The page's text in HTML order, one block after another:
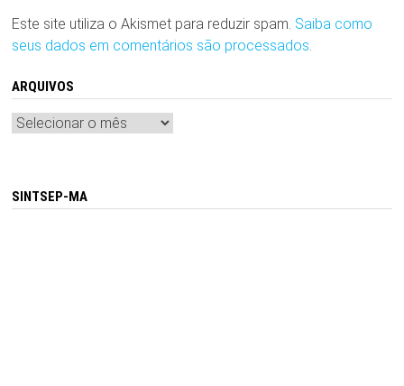
Este site utiliza o Akismet para reduzir spam. Saiba como
seus dados em comentários são processados.
ARQUIVOS
Arquivos
SINTSEP-MA